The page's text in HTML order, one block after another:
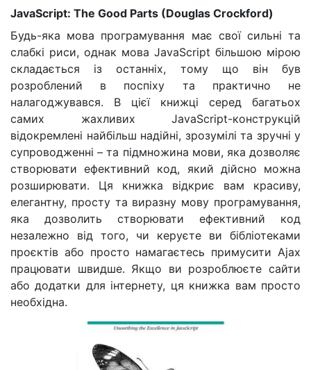
JavaScript: The Good Parts (Douglas Crockford)
Будь-яка мова програмування має свої сильні та
слабкі риси, однак мова JavaScript більшою мірою
складається із останніх, тому що він був
розроблений в поспіху та практично не
налагоджувався. В цієї книжці серед багатьох
самих жахливих JavaScript-конструкцій
відокремлені найбільш надійні, зрозумілі та зручні у
супроводженні– та підмножина мови, яка дозволяє
створювати ефективний код, який дійсно можна
розширювати. Ця книжка відкриє вам красиву,
елегантну, просту та виразну мову програмування,
яка дозволить створювати ефективний код
незалежно від того, чи керуєте ви бібліотеками
проєктів або просто намагаєтесь примусити Ajax
працювати швидше. Якщо ви розроблюєте сайти
або додатки для інтернету, ця книжка вам просто
необхідна.